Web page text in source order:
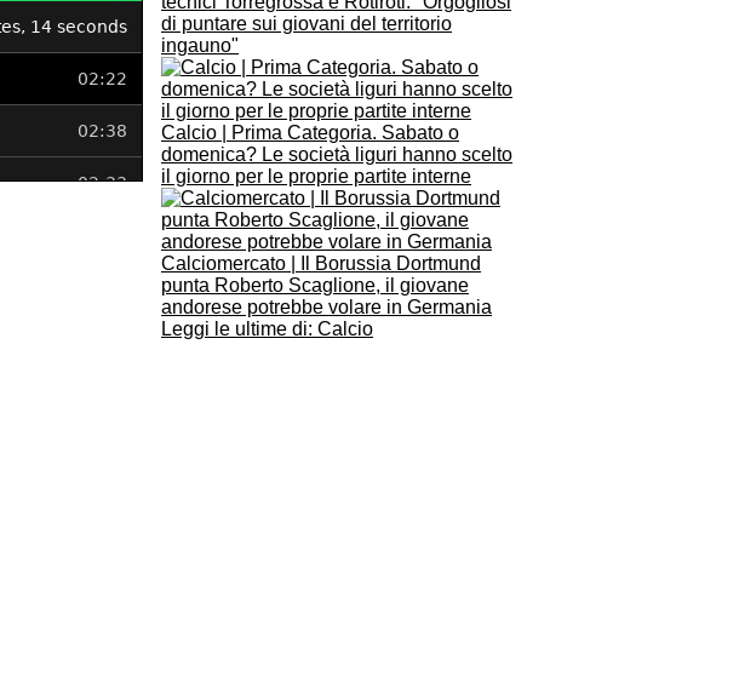
di puntare sui giovani del territorio
ingauno"
Calcio | Prima Categoria. Sabato o
domenica? Le società liguri hanno scelto
il giorno per le proprie partite interne
Calciomercato | Il Borussia Dortmund
punta Roberto Scaglione, il giovane
andorese potrebbe volare in Germania
Leggi le ultime di: Calcio